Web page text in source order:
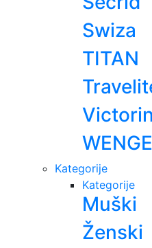
Swiza
TITAN
Kategorije
Kategorije
Muški
Ženski